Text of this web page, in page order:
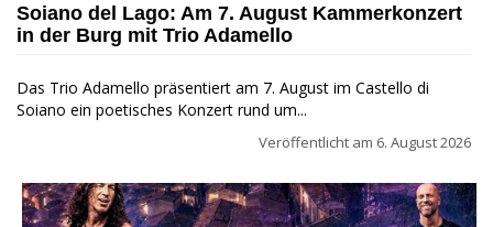
Soiano del Lago: Am 7. August Kammerkonzert
in der Burg mit Trio Adamello
Das Trio Adamello präsentiert am 7. August im Castello di
Soiano ein poetisches Konzert rund um...
Veröffentlicht am 6. August 2026